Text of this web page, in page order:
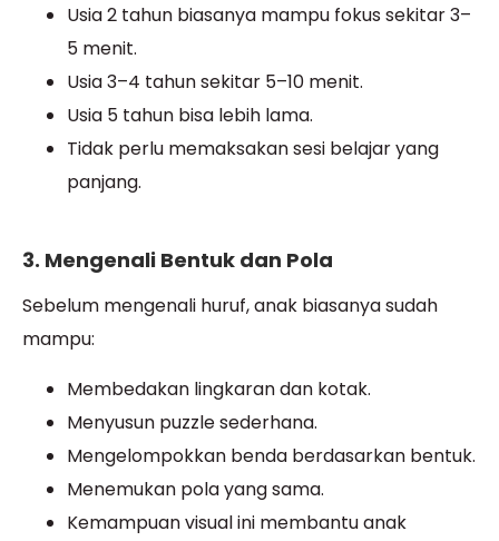
Usia 2 tahun biasanya mampu fokus sekitar 3–
5 menit.
Usia 3–4 tahun sekitar 5–10 menit.
Usia 5 tahun bisa lebih lama.
Tidak perlu memaksakan sesi belajar yang
panjang.
3. Mengenali Bentuk dan Pola
Sebelum mengenali huruf, anak biasanya sudah
mampu:
Membedakan lingkaran dan kotak.
Menyusun puzzle sederhana.
Mengelompokkan benda berdasarkan bentuk.
Menemukan pola yang sama.
Kemampuan visual ini membantu anak